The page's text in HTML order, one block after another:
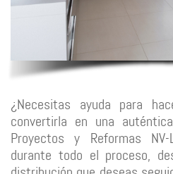
¿Necesitas ayuda para
convertirla en una auténtica
Proyectos y Reformas NV-
durante todo el proceso,